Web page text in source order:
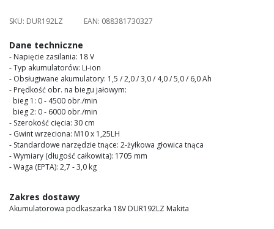
images
SKU: DUR192LZ EAN: 088381730327
Dane techniczne
- Napięcie zasilania: 18 V
- Typ akumulatorów: Li-ion
- Obsługiwane akumulatory: 1,5 / 2,0 / 3,0 / 4,0 / 5,0 / 6,0 Ah
- Prędkość obr. na biegu jałowym:
bieg 1: 0 - 4500 obr./min
bieg 2: 0 - 6000 obr./min
- Szerokość cięcia: 30 cm
- Gwint wrzeciona: M10 x 1,25LH
- Standardowe narzędzie tnące: 2-żyłkowa głowica tnąca
- Wymiary (długość całkowita): 1705 mm
- Waga (EPTA): 2,7 - 3,0 kg
Zakres dostawy
Akumulatorowa podkaszarka 18V DUR192LZ Makita